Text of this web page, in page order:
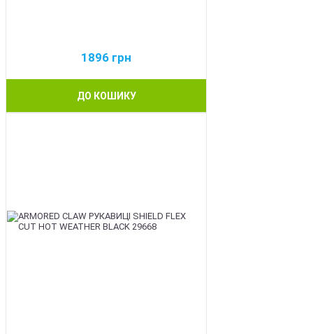
1896 грн
ДО КОШИКУ